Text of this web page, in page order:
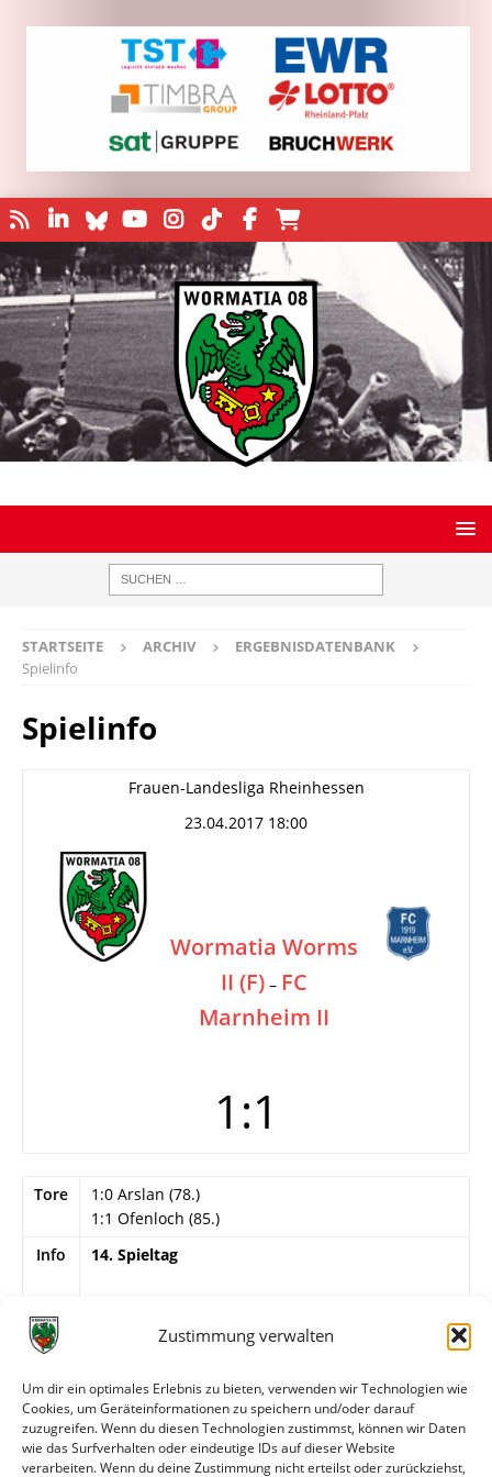
Zustimmung verwalten
Um dir ein optimales Erlebnis zu bieten, verwenden wir Technologien wie
Cookies, um Geräteinformationen zu speichern und/oder darauf
zuzugreifen. Wenn du diesen Technologien zustimmst, können wir Daten
wie das Surfverhalten oder eindeutige IDs auf dieser Website
verarbeiten. Wenn du deine Zustimmung nicht erteilst oder zurückziehst,
STARTSEITE ARCHIV
ERGEBNISDATENBANK
Spielinfo
Spielinfo
Frauen-Landesliga Rheinhessen
23.04.2017 18:00
Wormatia Worms
II (F) – FC
Marnheim II
1:1
Tore
1:0 Arslan (78.)
1:1 Ofenloch (85.)
Info
14. Spieltag
Fischer (Wormatia) verschießt Foulelfmeter (30.)
Siemann – Busch, Seebach, Schwickert, Klee,
Westerhout, Raiß, Fugarese, Fischer, Arslan,
Hofmann (54. Heiderich).